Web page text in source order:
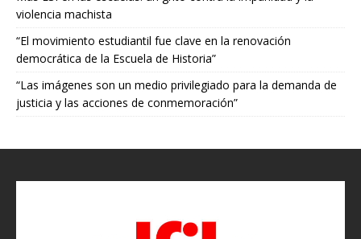
violencia machista
“El movimiento estudiantil fue clave en la renovación
democrática de la Escuela de Historia”
“Las imágenes son un medio privilegiado para la demanda de
justicia y las acciones de conmemoración”